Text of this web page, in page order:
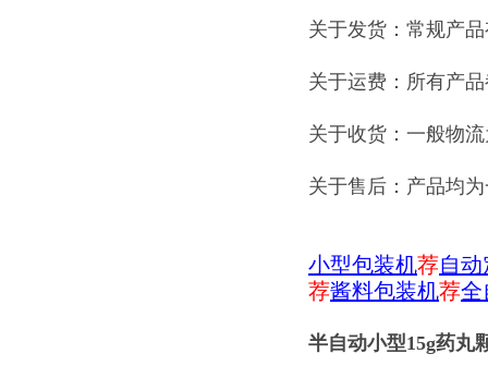
关于发货：常规产
关于运费：所有产
关于收货：一般物
关于售后：产品均
小型包装机荐自
荐酱料包装机荐全
半自动小型15g药丸